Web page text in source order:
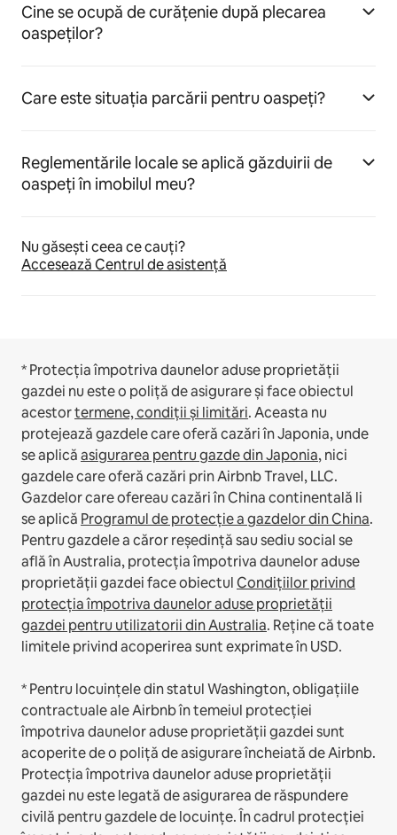
Cine se ocupă de curățenie după plecarea
oaspeților?
Care este situația parcării pentru oaspeți?
Reglementările locale se aplică găzduirii de
oaspeți în imobilul meu?
Nu găsești ceea ce cauți?
Accesează Centrul de asistență
* Protecția împotriva daunelor aduse proprietății
gazdei nu este o poliță de asigurare și face obiectul
acestortermene, condiții și limitări.Aceasta nu
protejează gazdele care oferă cazări în Japonia, unde
se aplicăasigurarea pentru gazde din Japonia, nici
gazdele care oferă cazări prin Airbnb Travel, LLC.
Gazdelor care ofereau cazări în China continentală li
se aplică Programul de protecție a gazdelor din China.
Pentru gazdele a căror reședință sau sediu social se
află în Australia, protecția împotriva daunelor aduse
proprietății gazdei face obiectulCondițiilor privind
protecția împotriva daunelor aduse proprietății
gazdei pentru utilizatorii din Australia. Reține că toate
limitele privind acoperirea sunt exprimate în USD.
* Pentru locuințele din statul Washington, obligațiile
contractuale ale Airbnb în temeiul protecției
împotriva daunelor aduse proprietății gazdei sunt
acoperite de o poliță de asigurare încheiată de Airbnb.
Protecția împotriva daunelor aduse proprietății
gazdei nu este legată de asigurarea de răspundere
civilă pentru gazdele de locuințe. În cadrul protecției